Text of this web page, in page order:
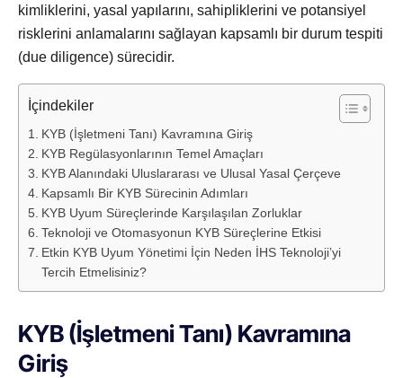
kimliklerini, yasal yapılarını, sahipliklerini ve potansiyel
risklerini anlamalarını sağlayan kapsamlı bir durum tespiti
(due diligence) sürecidir.
İçindekiler
KYB (İşletmeni Tanı) Kavramına Giriş
KYB Regülasyonlarının Temel Amaçları
KYB Alanındaki Uluslararası ve Ulusal Yasal Çerçeve
Kapsamlı Bir KYB Sürecinin Adımları
KYB Uyum Süreçlerinde Karşılaşılan Zorluklar
Teknoloji ve Otomasyonun KYB Süreçlerine Etkisi
Etkin KYB Uyum Yönetimi İçin Neden İHS Teknoloji’yi
Tercih Etmelisiniz?
KYB (İşletmeni Tanı) Kavramına
Giriş